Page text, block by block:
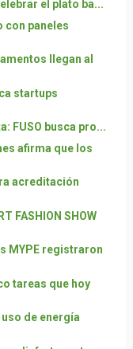
el plato ba...
con paneles
llegan al
startups
FUSO busca pro...
afirma que los
acreditación
FASHION SHOW
MYPE registraron
tareas que hoy
de energía